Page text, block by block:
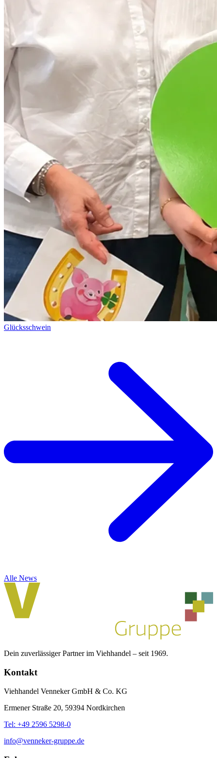
Glücksschwein
Alle News
Dein zuverlässiger Partner im Viehhandel – seit 1969.
Kontakt
Viehhandel Venneker GmbH & Co. KG
Ermener Straße 20, 59394 Nordkirchen
Tel: +49 2596 5298-0
info@venneker-gruppe.de